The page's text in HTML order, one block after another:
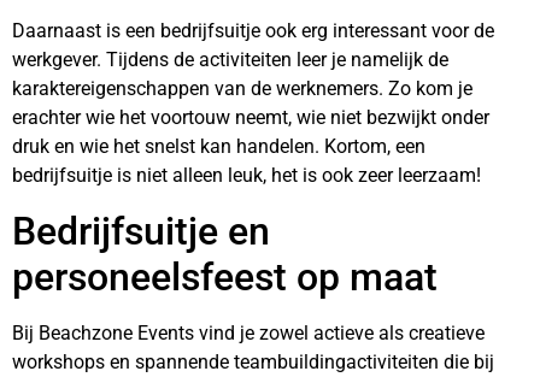
Daarnaast is een bedrijfsuitje ook erg interessant voor de
werkgever. Tijdens de activiteiten leer je namelijk de
karaktereigenschappen van de werknemers. Zo kom je
erachter wie het voortouw neemt, wie niet bezwijkt onder
druk en wie het snelst kan handelen. Kortom, een
bedrijfsuitje is niet alleen leuk, het is ook zeer leerzaam!
Bedrijfsuitje en
personeelsfeest op maat
Bij Beachzone Events vind je zowel actieve als creatieve
workshops en spannende teambuildingactiviteiten die bij